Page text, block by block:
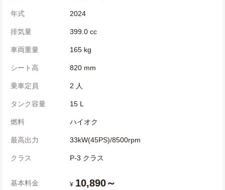
年式 2024
排気量 399.0 cc
車両重量 165 kg
シート高 820 mm
乗車定員 2 人
タンク容量 15 L
燃料 ハイオク
最高出力 33kW(45PS)/8500rpm
クラス P-3 クラス
基本料金 ¥ 10,890～